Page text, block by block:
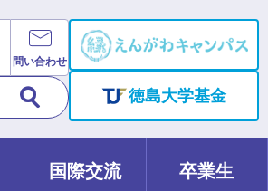
問い合わせ
徳島大学基金
国際交流 卒業生